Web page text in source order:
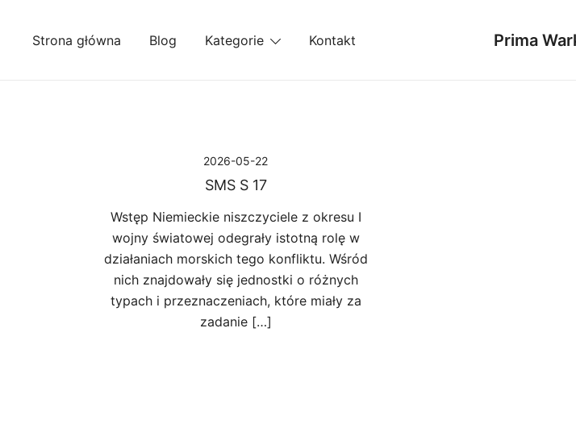
Strona główna Blog Kategorie Kontakt Prima
2026-05-22
SMS S 17
Wstęp Niemieckie niszczyciele z okresu I
wojny światowej odegrały istotną rolę w
działaniach morskich tego konfliktu. Wśród
nich znajdowały się jednostki o różnych
typach i przeznaczeniach, które miały za
zadanie […]